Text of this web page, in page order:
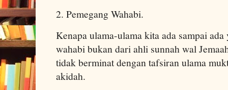
2. Pemegang Wahabi.
Kenapa ulama-ulama kita ada sampai
wahabi bukan dari ahli sunnah wal
tidak berminat dengan tafsiran ulama
akidah.